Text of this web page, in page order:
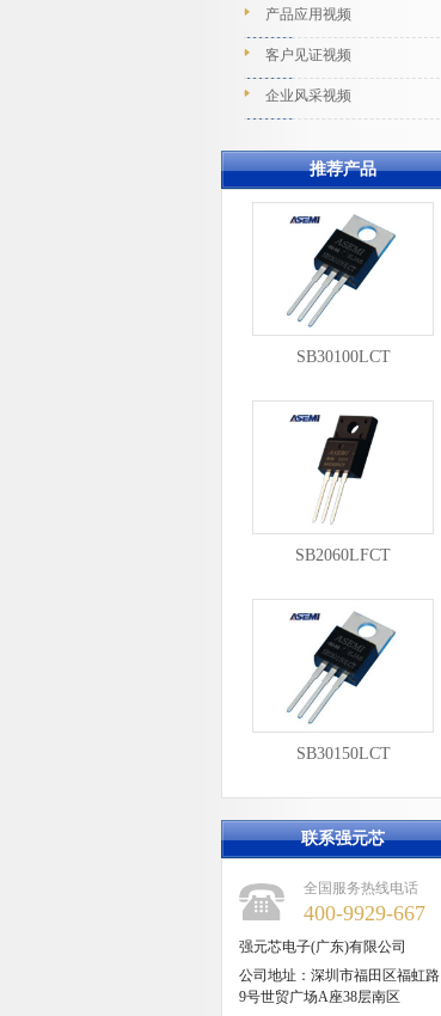
产品应用视频
客户见证视频
企业风采视频
推荐产品
SB30100LCT
SB2060LFCT
SB30150LCT
联系强元芯
全国服务热线电话
400-9929-667
强元芯电子(广东)有限公司
公司地址：深圳市福田区福虹路
9号世贸广场A座38层南区